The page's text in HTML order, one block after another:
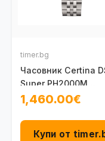
timer.bg
Часовник Certina
Super PH2000M
C050.607.44.361.02
1,460.00€
Купи от